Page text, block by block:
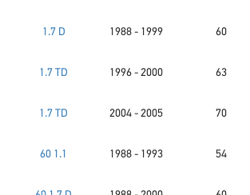
1.7 D 1988 - 1999 60
1.7 TD 1996 - 2000 63
1.7 TD 2004 - 2005 70
60 1.1 1988 - 1993 54